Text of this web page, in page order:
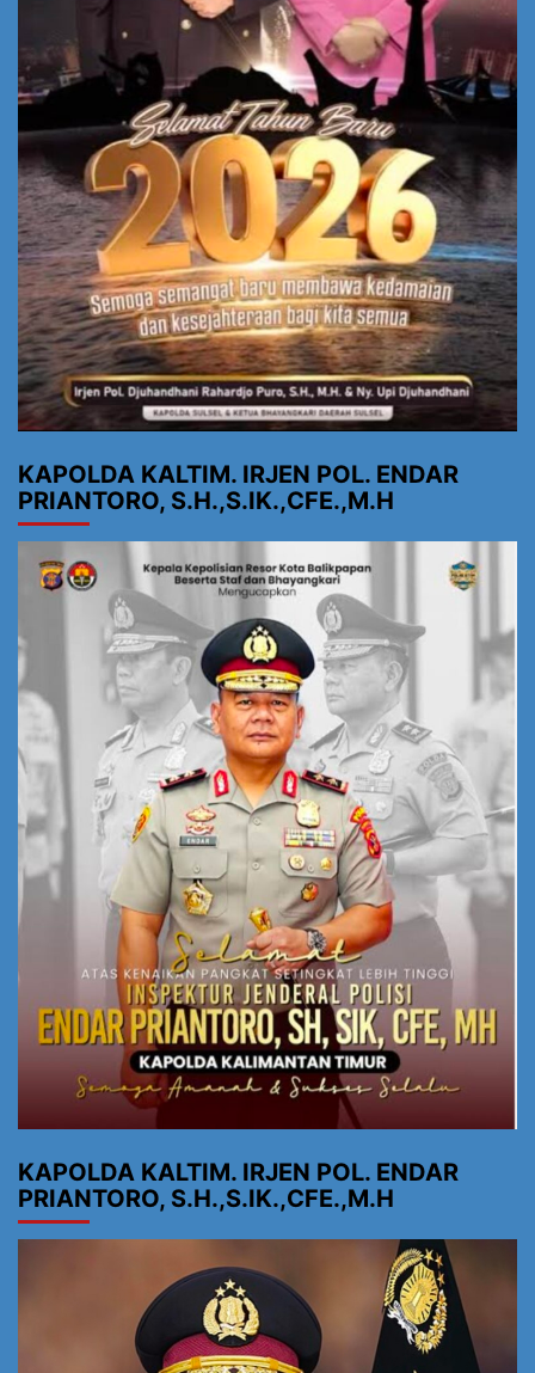
KAPOLDA KALTIM. IRJEN POL. ENDAR
PRIANTORO, S.H.,S.IK.,CFE.,M.H
KAPOLDA KALTIM. IRJEN POL. ENDAR
PRIANTORO, S.H.,S.IK.,CFE.,M.H